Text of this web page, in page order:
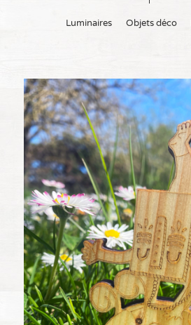
Luminaires Objets déco